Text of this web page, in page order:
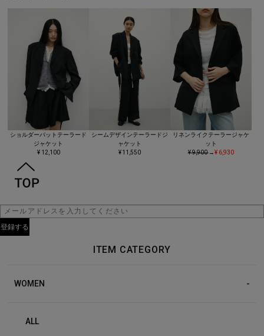
ショルダーパットテーラード
ジャケット
¥ 12,100
シームデザインテーラードジ
ャケット
¥ 11,550
リネンライクテーラージャケ
ット
¥ 9,900→¥ 6,930
ITEM CATEGORY
WOMEN
ALL